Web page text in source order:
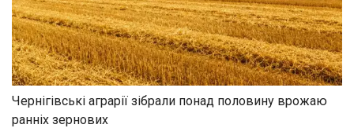
Чернігівські аграрії зібрали понад половину врожаю
ранніх зернових